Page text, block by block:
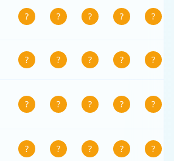
? ? ? ? ?
? ? ? ? ?
? ? ? ? ?
? ? ? ? ?